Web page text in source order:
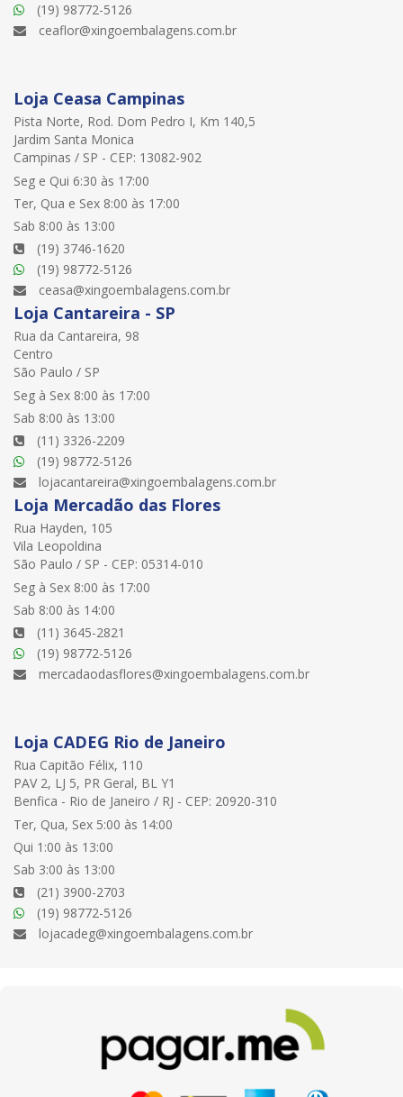
(19) 98772-5126
ceaflor@xingoembalagens.com.br
Loja Ceasa Campinas
Pista Norte, Rod. Dom Pedro I, Km 140,5
Jardim Santa Monica
Campinas / SP - CEP: 13082-902
Seg e Qui 6:30 às 17:00
Ter, Qua e Sex 8:00 às 17:00
Sab 8:00 às 13:00
(19) 3746-1620
(19) 98772-5126
ceasa@xingoembalagens.com.br
Loja Cantareira - SP
Rua da Cantareira, 98
Centro
São Paulo / SP
Seg à Sex 8:00 às 17:00
Sab 8:00 às 13:00
(11) 3326-2209
(19) 98772-5126
lojacantareira@xingoembalagens.com.br
Loja Mercadão das Flores
Rua Hayden, 105
Vila Leopoldina
São Paulo / SP - CEP: 05314-010
Seg à Sex 8:00 às 17:00
Sab 8:00 às 14:00
(11) 3645-2821
(19) 98772-5126
mercadaodasflores@xingoembalagens.com.br
Loja CADEG Rio de Janeiro
Rua Capitão Félix, 110
PAV 2, LJ 5, PR Geral, BL Y1
Benfica - Rio de Janeiro / RJ - CEP: 20920-310
Ter, Qua, Sex 5:00 às 14:00
Qui 1:00 às 13:00
Sab 3:00 às 13:00
(21) 3900-2703
(19) 98772-5126
lojacadeg@xingoembalagens.com.br